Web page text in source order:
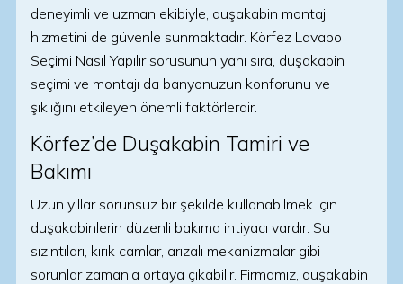
deneyimli ve uzman ekibiyle, duşakabin montajı
hizmetini de güvenle sunmaktadır. Körfez Lavabo
Seçimi Nasıl Yapılır sorusunun yanı sıra, duşakabin
seçimi ve montajı da banyonuzun konforunu ve
şıklığını etkileyen önemli faktörlerdir.
Körfez’de Duşakabin Tamiri ve
Bakımı
Uzun yıllar sorunsuz bir şekilde kullanabilmek için
duşakabinlerin düzenli bakıma ihtiyacı vardır. Su
sızıntıları, kırık camlar, arızalı mekanizmalar gibi
sorunlar zamanla ortaya çıkabilir. Firmamız, duşakabin